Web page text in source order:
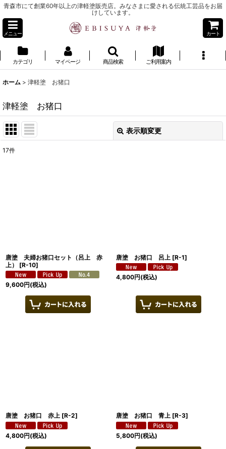
青森市にて創業60年以上の津軽塗販売店。みなさまに愛される伝統工芸品をお届
けしています。
メニュー カート
カテゴリ マイページ 商品検索 ご利用案内
ホーム > 津軽塗 お猪口
津軽塗 お猪口
表示順変更
17件
唐塗 夫婦お猪口セット（呂上 赤
上）
[R-10]
9,600円(税込)
唐塗 お猪口 呂上 [R-1]
4,800円(税込)
唐塗 お猪口 赤上 [R-2]
4,800円(税込)
唐塗 お猪口 青上 [R-3]
5,800円(税込)